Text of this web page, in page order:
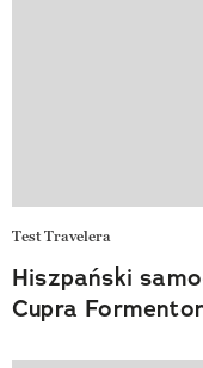
Test Travelera
Hiszpański
Cupra